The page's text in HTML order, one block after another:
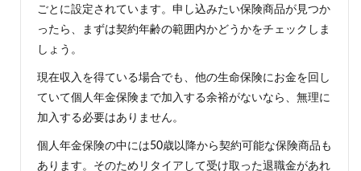
ごとに設定されています。申し込みたい保険商品が見つか
ったら、まずは契約年齢の範囲内かどうかをチェックしま
しょう。
現在収入を得ている場合でも、他の生命保険にお金を回し
ていて個人年金保険まで加入する余裕がないなら、無理に
加入する必要はありません。
個人年金保険の中には50歳以降から契約可能な保険商品も
あります。そのためリタイアして受け取った退職金があれ